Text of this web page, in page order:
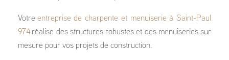
Votre entreprise de charpente et menuiserie à Saint-Paul
974 réalise des structures robustes et des menuiseries sur
mesure pour vos projets de construction.